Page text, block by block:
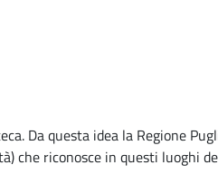
Da questa idea la Regione
che riconosce in questi luoghi